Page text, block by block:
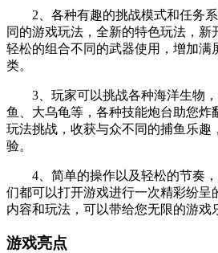
2、各种有趣的挑战模式和任务系
同的游戏玩法，全新的特色玩法，新
轻松的组合不同的武器使用，增加满
类。
3、玩家可以挑战各种海洋生物，
鱼、大乌龟等，各种技能炮台助您炸
玩法挑战，收获与众不同的捕鱼乐趣
验。
4、简单的操作以及轻松的节奏，
们都可以打开游戏进行一次精彩纷呈
内容和玩法，可以带给您无限的游戏
游戏亮点